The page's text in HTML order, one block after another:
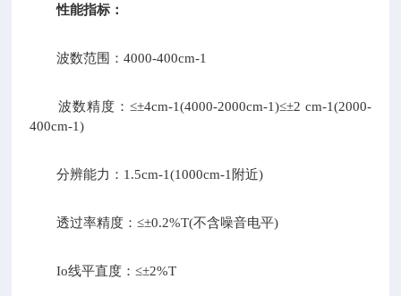
性能指标：
波数范围：4000-400cm-1
波数精度：≤±4cm-1(4000-2000cm-1)≤±2 cm-1(2000-
400cm-1)
分辨能力：1.5cm-1(1000cm-1附近)
透过率精度：≤±0.2%T(不含噪音电平)
Io线平直度：≤±2%T